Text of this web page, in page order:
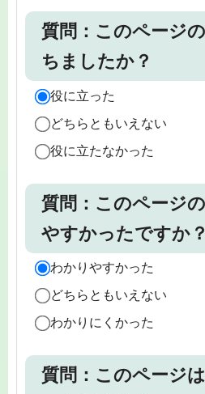
質問：このページ
ちましたか？
役に立った
どちらともいえない
役に立たなかった
質問：このページ
やすかったですか？
わかりやすかった
どちらともいえない
わかりにくかった
質問：このページ